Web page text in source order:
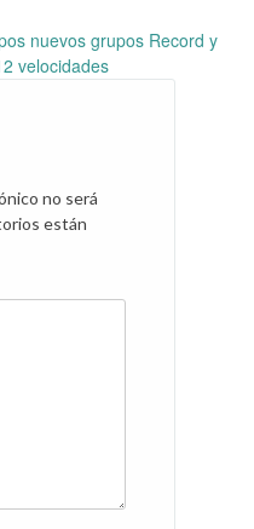
nuevos grupos Record y
velocidades
no será
están